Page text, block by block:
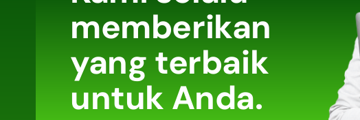
memberikan
yang terbaik
untuk Anda.